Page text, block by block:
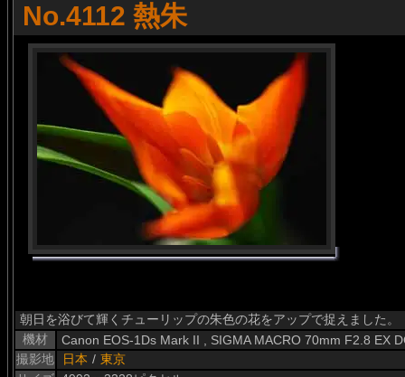
No.4112 熱朱
朝日を浴びて輝くチューリップの朱色の花をアップで捉えました。
機材
Canon EOS-1Ds Mark II , SIGMA MACRO 70mm F2.8 EX
撮影地
日本 / 東京